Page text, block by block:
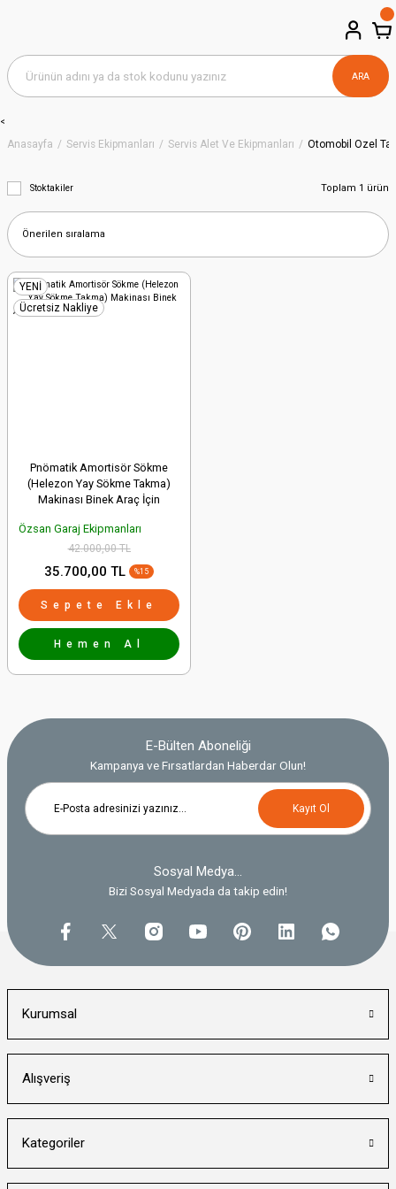
ARA
<
Anasayfa Servis Ekipmanları Servis Alet Ve Ekipmanları Otomobil Özel
Stoktakiler Toplam 1 ürün
YENİ
Ücretsiz Nakliye
Pnömatik Amortisör Sökme
(Helezon Yay Sökme Takma)
Makinası Binek Araç İçin
Özsan Garaj Ekipmanları
42.000,00 TL
35.700,00 TL %15
Sepete Ekle
Hemen Al
E-Bülten Aboneliği
Kampanya ve Fırsatlardan Haberdar Olun!
Kayıt Ol
Sosyal Medya...
Bizi Sosyal Medyada da takip edin!
Kurumsal
Alışveriş
Kategoriler